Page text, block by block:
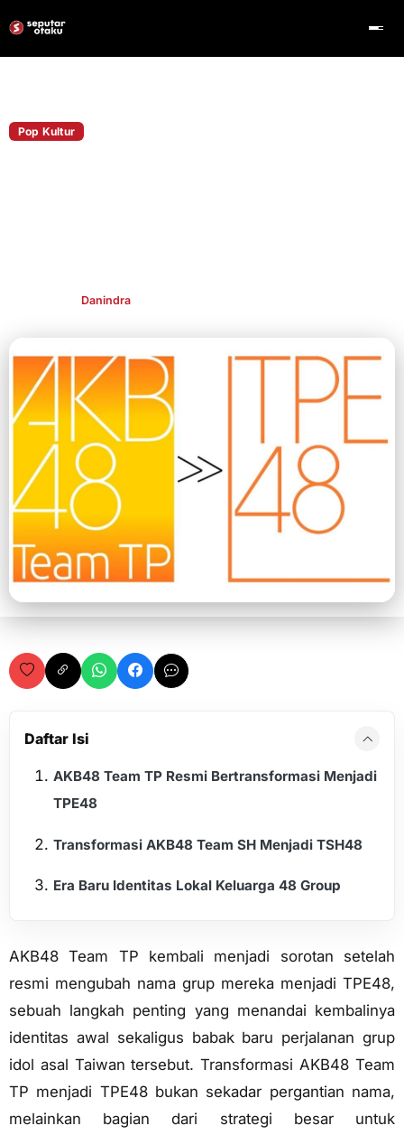
Pop Kultur
Danindra
Daftar Isi
AKB48 Team TP Resmi Bertransformasi Menjadi
TPE48
Transformasi AKB48 Team SH Menjadi TSH48
Era Baru Identitas Lokal Keluarga 48 Group
AKB48 Team TP kembali menjadi sorotan setelah
resmi mengubah nama grup mereka menjadi TPE48,
sebuah langkah penting yang menandai kembalinya
identitas awal sekaligus babak baru perjalanan grup
idol asal Taiwan tersebut. Transformasi AKB48 Team
TP menjadi TPE48 bukan sekadar pergantian nama,
melainkan bagian dari strategi besar untuk